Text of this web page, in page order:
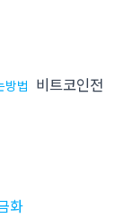
방법 비트코인전
화